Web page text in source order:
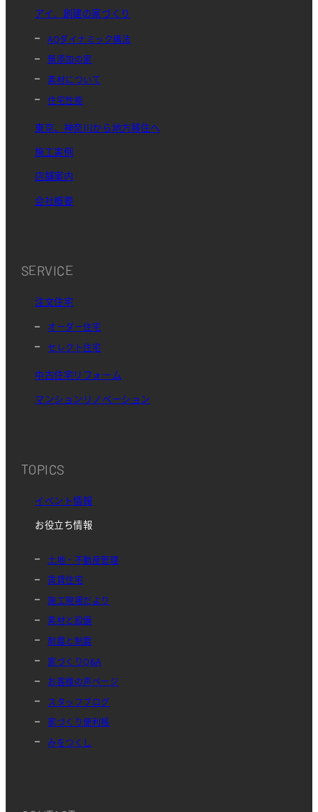
アイ．創建の家づくり
AQダイナミック構法
無添加の家
素材について
住宅性能
東京、神奈川から地方移住へ
施工実例
店舗案内
会社概要
SERVICE
注文住宅
オーダー住宅
セレクト住宅
中古住宅リフォーム
マンションリノベーション
TOPICS
イベント情報
お役立ち情報
土地・不動産管理
賃貸住宅
施工現場だより
素材と設備
耐震と制震
家づくりQ&A
お客様の声ページ
スタッフブログ
家づくり便利帳
みをつくし